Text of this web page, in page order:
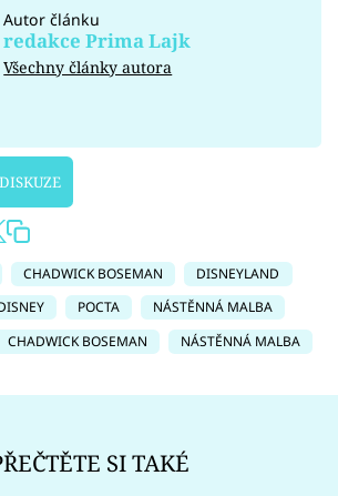
Autor článku
redakce Prima Lajk
Všechny články autora
CHADWICK BOSEMAN
DISNEYLAND
POCTA
NÁSTĚNNÁ MALBA
CHADWICK BOSEMAN NÁSTĚNNÁ MALBA
SI TAKÉ